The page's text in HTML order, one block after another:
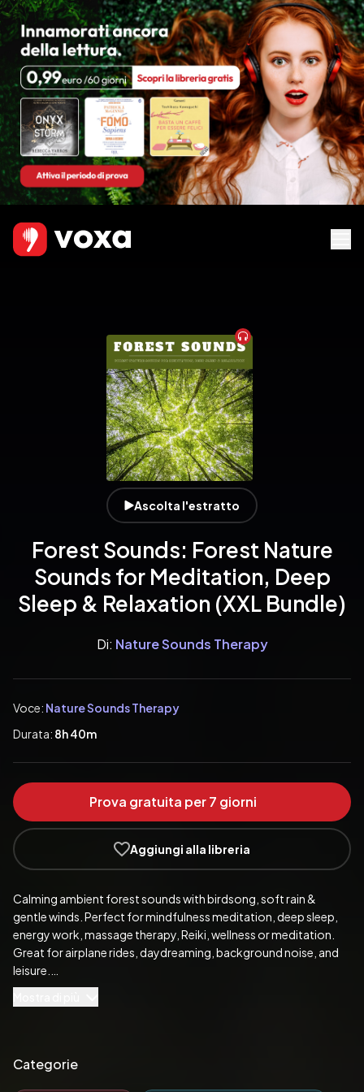
Audiobook
Ascolta l'estratto
Forest Sounds: Forest Nature
Sounds for Meditation, Deep
Sleep & Relaxation (XXL Bundle)
Di: Nature Sounds Therapy
Voce: Nature Sounds Therapy
Durata: 8h 40m
Prova gratuita per 7 giorni
Aggiungi alla libreria
Calming ambient forest sounds with birdsong, soft rain &
gentle winds. Perfect for mindfulness meditation, deep sleep,
energy work, massage therapy, Reiki, wellness or meditation.
Great for airplane rides, daydreaming, background noise, and
leisure.
Your audiobook provides:
Norway, New Zealand, Germany and Switzerland;
Categorie